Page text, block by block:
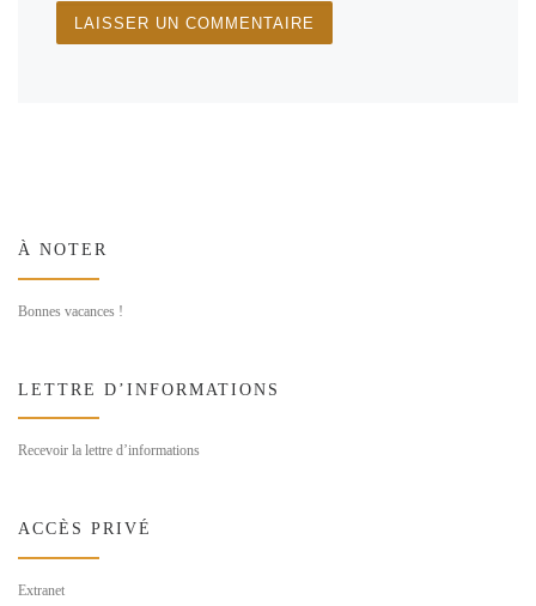
À NOTER
Bonnes vacances !
LETTRE D’INFORMATIONS
Recevoir la lettre d’informations
ACCÈS PRIVÉ
Extranet